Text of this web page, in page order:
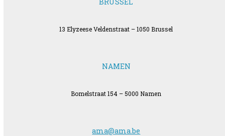
13 Elyzeese Veldenstraat – 1050 Brussel
NAMEN
Bomelstraat 154 – 5000 Namen
ama@ama.be